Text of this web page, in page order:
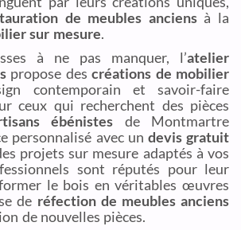
de meubles anciensà la
sur mesure.
à ne pas manquer, l’atelier
propose des créations de mobilier
contemporain et savoir-faire
ceux qui recherchent des pièces
ébénistes de Montmartre
personnalisé avec un devis gratuit
projets sur mesure adaptés à vos
sont réputés pour leur
le bois en véritables œuvres
de réfection de meubles anciens
de nouvelles pièces.